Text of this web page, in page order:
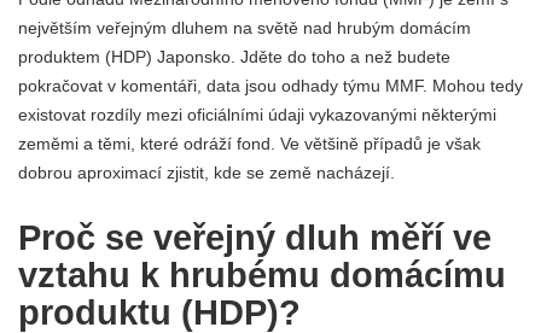
největším veřejným dluhem na světě nad hrubým domácím
produktem (HDP) Japonsko. Jděte do toho a než budete
pokračovat v komentáři, data jsou odhady týmu MMF. Mohou tedy
existovat rozdíly mezi oficiálními údaji vykazovanými některými
zeměmi a těmi, které odráží fond. Ve většině případů je však
dobrou aproximací zjistit, kde se země nacházejí.
Proč se veřejný dluh měří ve
vztahu k hrubému domácímu
produktu (HDP)?